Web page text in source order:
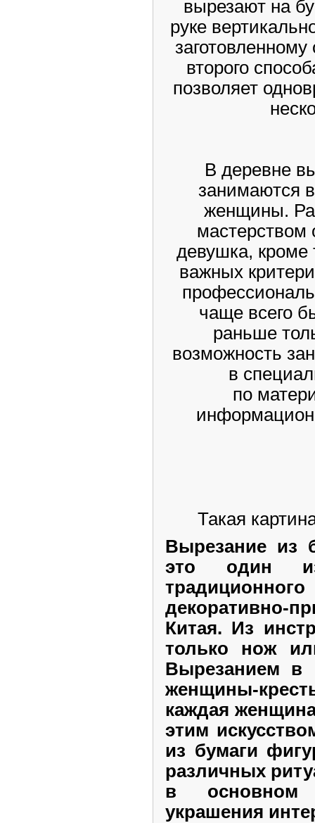
вырезают на
руке
второго
позволяет
В деревне
занимаются
женщины.
мастерством
девушка, кроме
важных
чаще всего
раньше
возможность
в
по
Такая
Вырезание из
это один
декоративно-
Китая. Из
только нож
Вырезанием в
женщины-
каждая
этим
из бумаги
различных
в основном
украшения